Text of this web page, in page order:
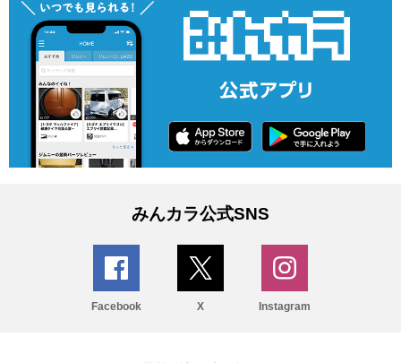
みんカラ公式SNS
Facebook X Instagram